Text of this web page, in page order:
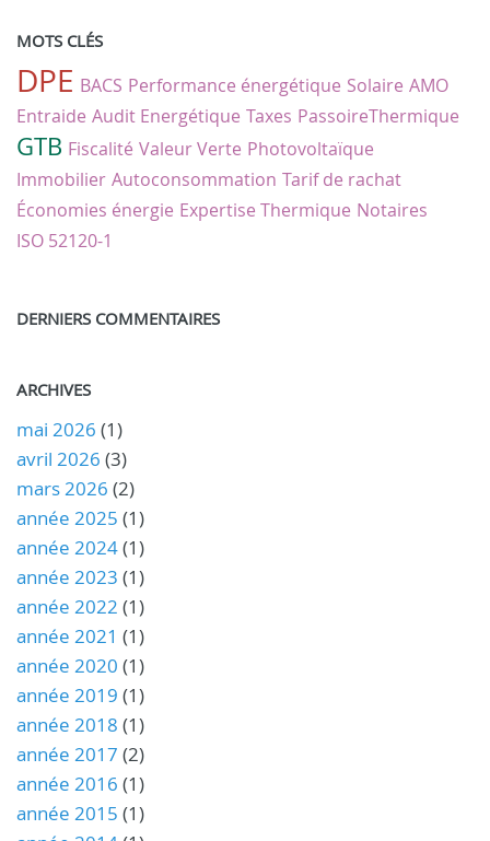
MOTS CLÉS
DPE BACS Performance énergétique Solaire AMO
Entraide Audit Energétique Taxes PassoireThermique
GTB Fiscalité Valeur Verte Photovoltaïque
Immobilier Autoconsommation Tarif de rachat
Économies énergie Expertise Thermique Notaires
ISO 52120-1
DERNIERS COMMENTAIRES
ARCHIVES
mai 2026 (1)
avril 2026 (3)
mars 2026 (2)
année 2025 (1)
année 2024(1)
année 2023 (1)
année 2022 (1)
année 2021 (1)
année 2020 (1)
année 2019 (1)
année 2018 (1)
année 2017 (2)
année 2016 (1)
année 2015 (1)